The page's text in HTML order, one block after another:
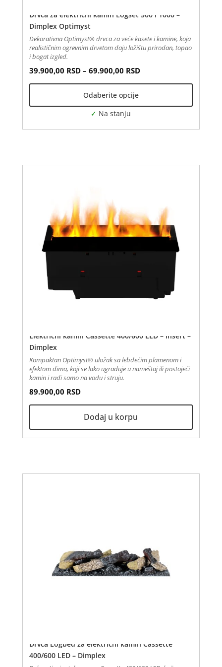
Drvca za električni kamin Logset 500 i 1000 –
Dimplex Optimyst
Dekorativna Optimyst® drvca za veće kasete i kamine, koja
realističnim ogrevnim drvetom daju ložištu prirodan, topao
i bogat izgled.
39.900,00 RSD – 69.900,00 RSDРаспон цена: од
Odaberite opcije
производ
више
Električni kamin Cassette 400/600 LED – Insert –
Dimplex
Kompaktan Optimyst® uložak sa lebdećim plamenom i
efektom dima, koji se lako ugrađuje u nameštaj ili postojeći
kamin i radi samo na vodu i struju.
89.900,00 RSD
Dodaj u korpu
Drvca Logbed za električni kamin Cassette
400/600 LED – Dimplex